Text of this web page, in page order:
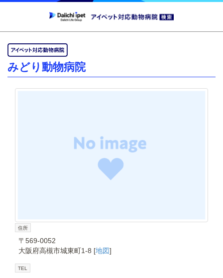
みどり動物病院
住所
〒569-0052
大阪府高槻市城東町1-8 [地図]
TEL